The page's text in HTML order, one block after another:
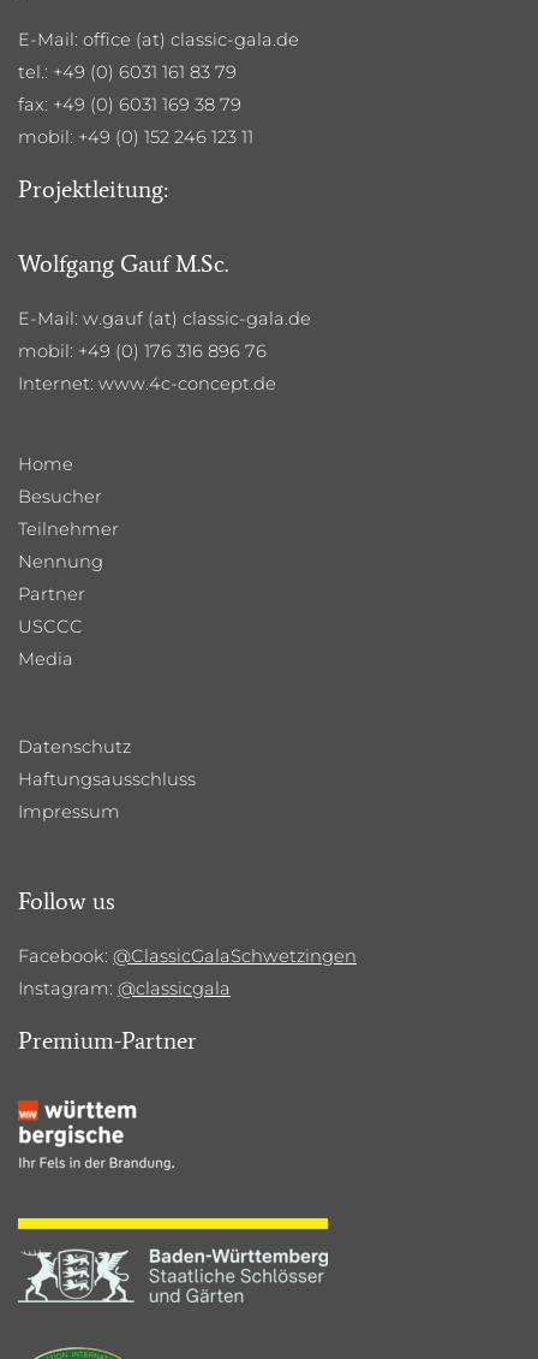
E-Mail: office (at) classic-gala.de
tel.: +49 (0) 6031 161 83 79
fax: +49 (0) 6031 169 38 79
mobil: +49 (0) 152 246 123 11
Projektleitung:
Wolfgang Gauf M.Sc.
E-Mail: w.gauf (at) classic-gala.de
mobil: +49 (0) 176 316 896 76
Internet: www.4c-concept.de
Home
Besucher
Teilnehmer
Nennung
Partner
USCCC
Media
Datenschutz
Haftungsausschluss
Impressum
Follow us
Facebook: @ClassicGalaSchwetzingen
Instagram: @classicgala
Premium-Partner